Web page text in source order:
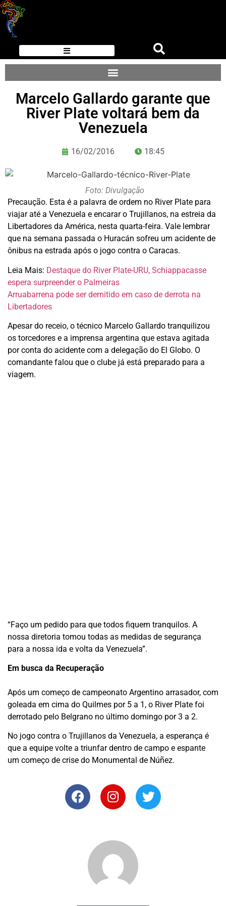
Marcelo Gallardo garante que
River Plate voltará bem da
Venezuela
16/02/2016 18:45
Foto: Divulgação
Precaução. Esta é a palavra de ordem no River Plate para
viajar até a Venezuela e encarar o Trujillanos, na estreia da
Libertadores da América, nesta quarta-feira. Vale lembrar
que na semana passada o Huracán sofreu um acidente de
ônibus na estrada após o jogo contra o Caracas.
Leia Mais: Destaque do River Plate-URU, Schiappacasse
espera surpreender o Palmeiras
Arruabarrena pode ser demitido em caso de derrota na
Libertadores
Apesar do receio, o técnico Marcelo Gallardo tranquilizou
os torcedores e a imprensa argentina que estava agitada
por conta do acidente com a delegação do El Globo. O
comandante falou que o clube já está preparado para a
viagem.
“Faço um pedido para que todos fiquem tranquilos. A
nossa diretoria tomou todas as medidas de segurança
para a nossa ida e volta da Venezuela”.
Em busca da Recuperação
Após um começo de campeonato Argentino arrasador, com
goleada em cima do Quilmes por 5 a 1, o River Plate foi
derrotado pelo Belgrano no último domingo por 3 a 2.
No jogo contra o Trujillanos da Venezuela, a esperança é
que a equipe volte a triunfar dentro de campo e espante
um começo de crise do Monumental de Núñez.